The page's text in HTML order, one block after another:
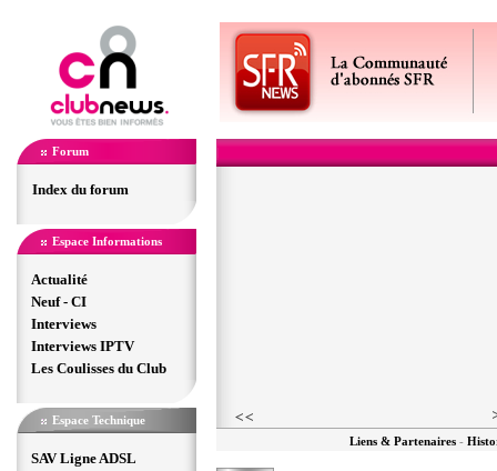
Forum
Index du forum
Espace Informations
Actualité
Neuf - CI
Interviews
Interviews IPTV
Les Coulisses du Club
Espace Technique
SAV Ligne ADSL
Liens & Partenaires-